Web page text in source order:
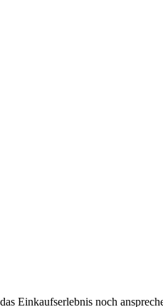
Einkaufserlebnis noch